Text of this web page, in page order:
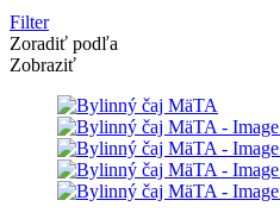
Filter
Zoradiť podľa
Zobraziť